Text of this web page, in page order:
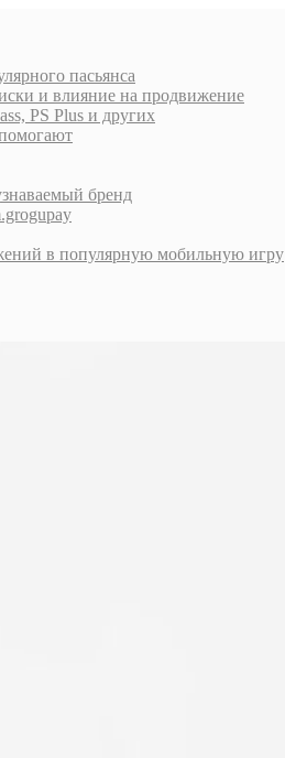
пасьянса
и влияние на продвижение
PS Plus и других
бренд
в популярную мобильную игру